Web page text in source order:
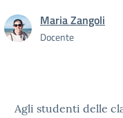
Maria Zangoli
Docente
Agli studenti delle